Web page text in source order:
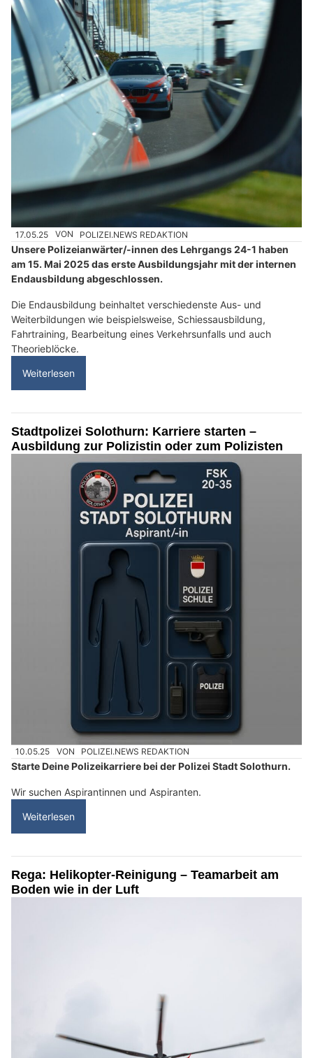
17.05.25 VON POLIZEI.NEWS REDAKTION
Unsere Polizeianwärter/-innen des Lehrgangs 24-1 haben
am 15. Mai 2025 das erste Ausbildungsjahr mit der internen
Endausbildung abgeschlossen.
Die Endausbildung beinhaltet verschiedenste Aus- und
Weiterbildungen wie beispielsweise, Schiessausbildung,
Fahrtraining, Bearbeitung eines Verkehrsunfalls und auch
Theorieblöcke.
Weiterlesen
Stadtpolizei Solothurn: Karriere starten –
Ausbildung zur Polizistin oder zum Polizisten
10.05.25 VON POLIZEI.NEWS REDAKTION
Starte Deine Polizeikarriere bei der Polizei Stadt Solothurn.
Wir suchen Aspirantinnen und Aspiranten.
Weiterlesen
Rega: Helikopter-Reinigung – Teamarbeit am
Boden wie in der Luft